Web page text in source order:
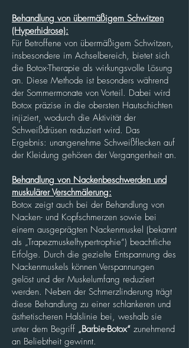
Behandlung von übermäßigem Schwitzen
(Hyperhidrose):
Für Betroffene von übermäßigem Schwitzen,
insbesondere im Achselbereich, bietet sich
die Botox-Therapie als wirkungsvolle Lösung
an. Diese Methode ist besonders während
der Sommermonate von Vorteil. Dabei wird
Botox präzise in die obersten Hautschichten
injiziert, wodurch die Aktivität der
Schweißdrüsen reduziert wird. Das
Ergebnis: unangenehme Schweißflecken auf
der Kleidung gehören der Vergangenheit an.
Behandlung von Nackenbeschwerden und
muskulärer Verschmälerung:
Botox zeigt auch bei der Behandlung von
Nacken- und Kopfschmerzen sowie bei
einem ausgeprägten Nackenmuskel (bekannt
als „Trapezmuskelhypertrophie“) beachtliche
Erfolge. Durch die gezielte Entspannung des
Nackenmuskels können Verspannungen
gelöst und der Muskelumfang reduziert
werden. Neben der Schmerzlinderung trägt
diese Behandlung zu einer schlankeren und
ästhetischeren Halslinie bei, weshalb sie
unter dem Begriff „Barbie-Botox“ zunehmend
an Beliebtheit gewinnt.